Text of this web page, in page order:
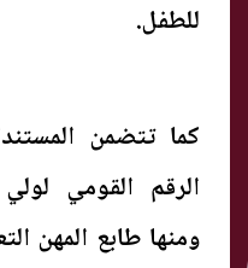
للطفل.
كما تتضمن
الرقم القومي لولي
ومنها طابع المهن